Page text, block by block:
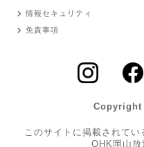
情報セキュリティ
免責事項
Copyright
このサイトに掲載されて
OHK岡山放